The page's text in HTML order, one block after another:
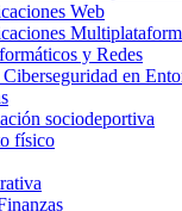
Web
y Redes
en
sociodeportiva
físico